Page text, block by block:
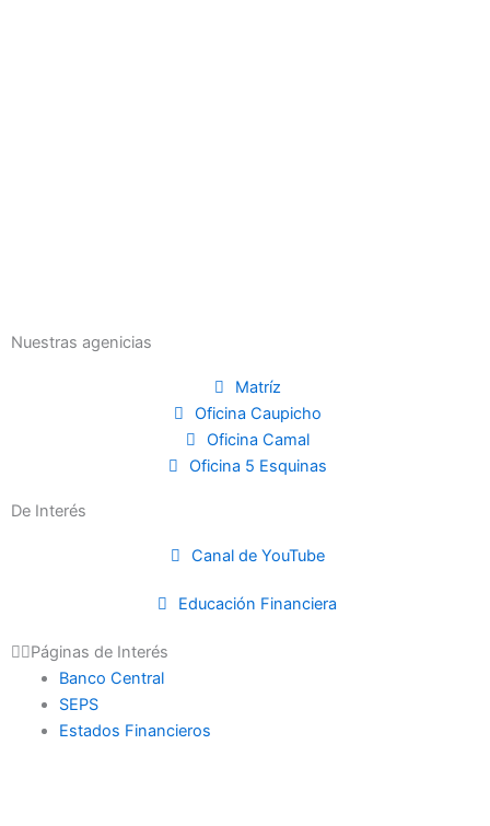
Nuestras agenicias
Matríz
Oficina Caupicho
Oficina Camal
Oficina 5 Esquinas
De Interés
Canal de YouTube
Educación Financiera
Páginas de Interés
Banco Central
SEPS
Estados Financieros